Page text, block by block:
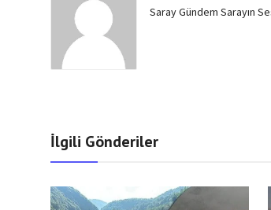
Saray Gündem Sarayın
İlgili Gönderiler